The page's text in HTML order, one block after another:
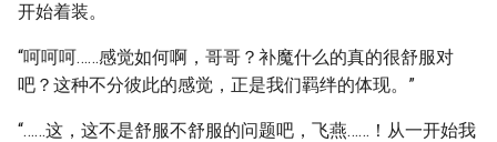
开始着装。
“呵呵呵……感觉如何啊，哥哥？补魔什么的真的很舒服对
吧？这种不分彼此的感觉，正是我们羁绊的体现。”
“……这，这不是舒服不舒服的问题吧，飞燕……！从一开始我